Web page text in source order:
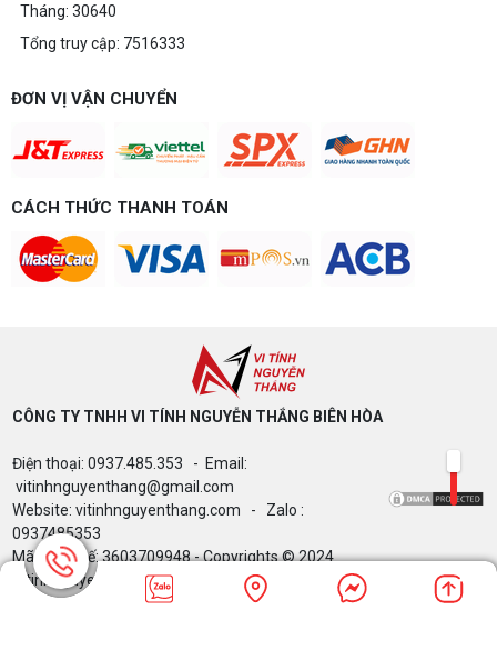
Tháng: 30640
Tổng truy cập: 7516333
ĐƠN VỊ VẬN CHUYỂN
CÁCH THỨC THANH TOÁN
CÔNG TY TNHH VI TÍNH NGUYỄN THẮNG BIÊN HÒA​
Điện thoại: 0937.485.353 - Email:
vitinhnguyenthang@gmail.com
Website: vitinhnguyenthang.com - Zalo :
0937485353
Mã Số Thuế: 3603709948 - Copyrights © 2024
Vitinhnguyenthang.com. All Rights Reserved